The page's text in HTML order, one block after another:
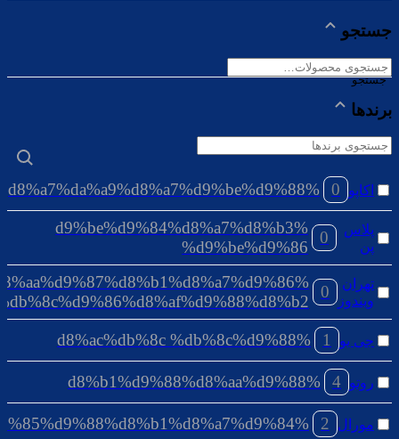
جستجو
جستجو
برای:
جستجو
برندها
اکاپو 0
%d8%a7%da%a9%d8%a7%d9%be%d9%88
پلاس
پن
0
%d9%be%d9%84%d8%a7%d8%b3
%d9%be%d9%86
تهران
ویندوز
0
جی یو 1
%d8%ac%db%8c %db%8c%d9%88
روتو 4
%d8%b1%d9%88%d8%aa%d9%88
مورال 2
%d9%85%d9%88%d8%b1%d8%a7%d9%84